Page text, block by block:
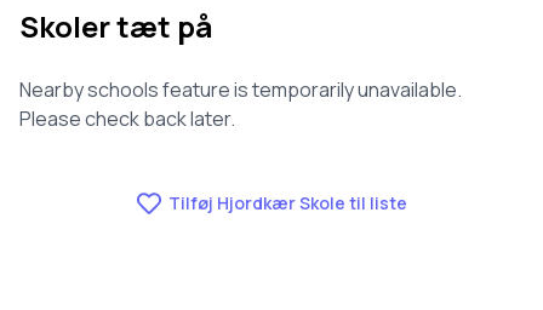
Skoler tæt på
Nearby schools feature is temporarily unavailable.
Please check back later.
Tilføj Hjordkær Skole til liste